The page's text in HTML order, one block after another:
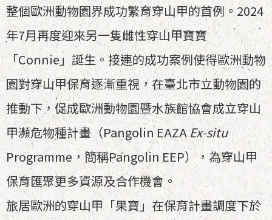
整個歐洲動物園界成功繁育穿山甲的首例。2024
年7月再度迎來另一隻雌性穿山甲寶寶
「Connie」誕生。接連的成功案例使得歐洲動物
園對穿山甲保育逐漸重視，在臺北市立動物園的
推動下，促成歐洲動物園暨水族館協會成立穿山
甲瀕危物種計畫（Pangolin EAZAEx-situ
Programme，簡稱Pangolin EEP），為穿山甲
保育匯聚更多資源及合作機會。
旅居歐洲的穿山甲「果寶」在保育計畫調度下於